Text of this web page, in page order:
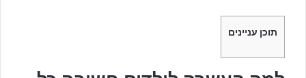
תוכן עניינים